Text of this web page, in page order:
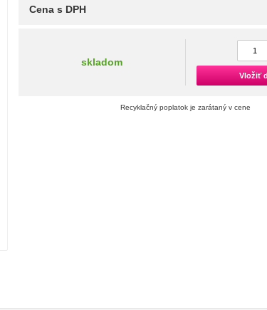
Cena s DPH
skladom
Vložiť
Recyklačný poplatok je zarátaný v cene